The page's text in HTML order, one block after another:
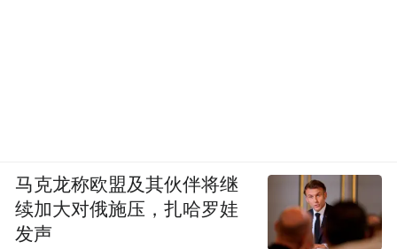
马克龙称欧盟及其伙伴将继
续加大对俄施压，扎哈罗娃
发声